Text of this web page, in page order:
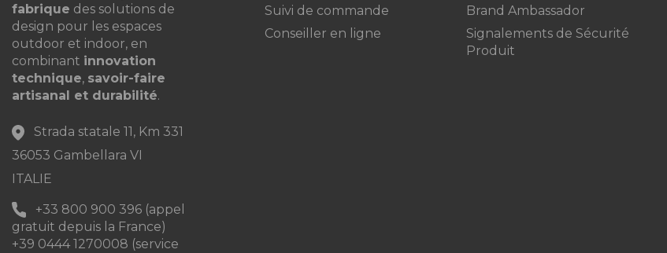
fabrique des solutions de
design pour les espaces
outdoor et indoor, en
combinant innovation
technique, savoir-faire
artisanal et durabilité.
Strada statale 11, Km 331
36053 Gambellara VI
ITALIE
+33 800 900 396 (appel
gratuit depuis la France)
+39 0444 1270008 (service
Suivi de commande
Conseiller en ligne
Brand Ambassador
Signalements de Sécurité
Produit